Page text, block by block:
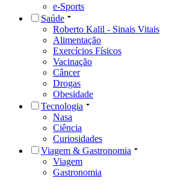
e-Sports
Saúde
Roberto Kalil - Sinais Vitais
Alimentação
Exercícios Físicos
Vacinação
Câncer
Drogas
Obesidade
Tecnologia
Nasa
Ciência
Curiosidades
Viagem & Gastronomia
Viagem
Gastronomia